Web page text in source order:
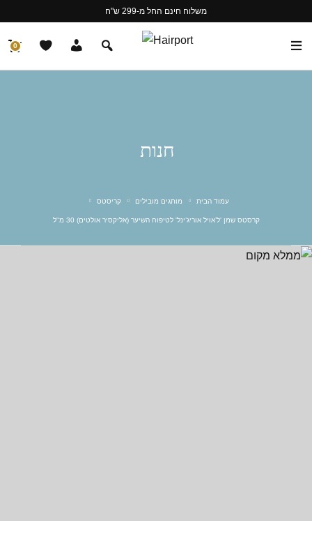
משלוח חינם החל מ-299 ש"ח
0
חנות
עמוד הבית מותגים מובילים קריסטס
קרסטס שמן 'ל’אויל אוריג’ינל' לטיפוח השיער (אליקסיר אולטים) 30 מ"ל